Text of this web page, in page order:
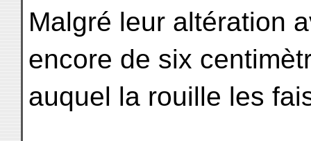
Malgré leur altération
encore de six
auquel la rouille les